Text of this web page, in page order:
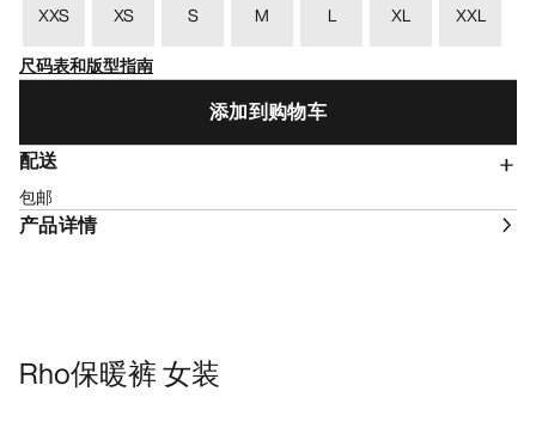
XXS XS S M L XL
XXL
尺码表和版型指南
添加到购物车
配送
包邮
产品详情
Rho保暖裤 女装